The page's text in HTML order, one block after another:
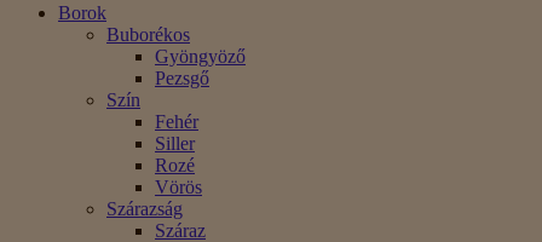
Borok
Buborékos
Gyöngyöző
Pezsgő
Szín
Fehér
Siller
Rozé
Vörös
Szárazság
Száraz